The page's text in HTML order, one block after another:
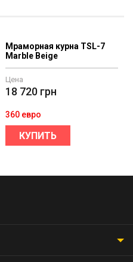
Мраморная курна TSL-7
Marble Beige
Цена
18 720 грн
360 евро
КУПИТЬ